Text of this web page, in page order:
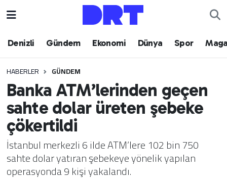
Denizli Gündem Ekonomi Dünya Spor
HABERLER GÜNDEM
Banka ATM’lerinden geçen
sahte dolar üreten şebeke
çökertildi
İstanbul merkezli 6 ilde ATM’lere 102 bin 750
sahte dolar yatıran şebekeye yönelik yapılan
operasyonda 9 kişi yakalandı.
Denizli
Gündem
Ekonomi
Dünya
Spor
Magazin
Hava Durumu
Trafik Durumu
Puan Durumu ve Fikstür
Tüm Manşetler
Son Dakika Haberleri
Haber Arşivi